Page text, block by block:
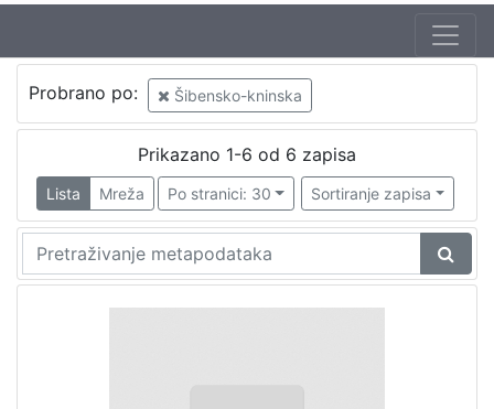
Probrano po: Šibensko-kninska
Prikazano 1-6 od 6 zapisa
Lista Mreža Po stranici: 30 Sortiranje zapisa